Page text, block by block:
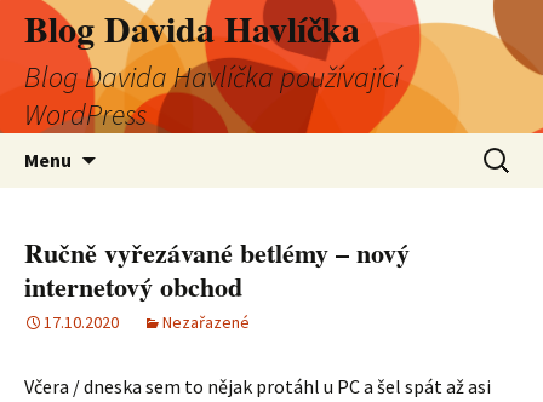
Blog Davida Havlíčka
Blog Davida Havlíčka používající
WordPress
Menu
Ručně vyřezávané betlémy – nový
internetový obchod
17.10.2020 Nezařazené
Včera / dneska sem to nějak protáhl u PC a šel spát až asi